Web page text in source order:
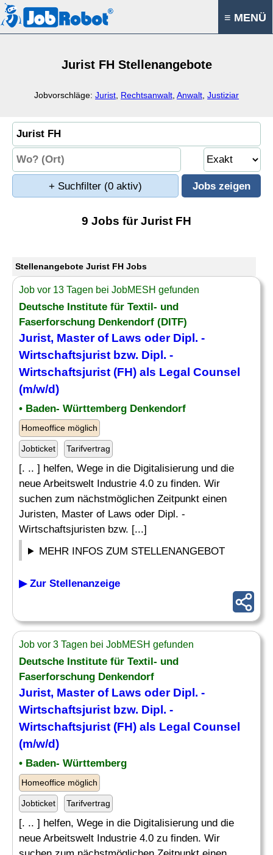
≡ MENÜ
Jurist FH Stellenangebote
Jobvorschläge: Jurist Rechtsanwalt Anwalt Justiziar
+ Suchfilter (0 aktiv)
9 Jobs für Jurist FH
Stellenangebote Jurist FH Jobs
Job vor 13 Tagen bei JobMESH gefunden
Deutsche Institute für Textil- und
Faserforschung Denkendorf (DITF)
Jurist, Master of Laws oder Dipl. -
Wirtschaftsjurist bzw. Dipl. -
Wirtschaftsjurist (FH) als Legal Counsel
(m/w/d)
• Baden- Württemberg Denkendorf
Homeoffice möglich
Jobticket Tarifvertrag
[. .. ] helfen, Wege in die Digitalisierung und die
neue Arbeitswelt Industrie 4.0 zu finden. Wir
suchen zum nächstmöglichen Zeitpunkt einen
Juristen, Master of Laws oder Dipl. -
Wirtschaftsjuristen bzw. [...]
MEHR INFOS ZUM STELLENANGEBOT
▶ Zur Stellenanzeige
Job vor 3 Tagen bei JobMESH gefunden
Deutsche Institute für Textil- und
Faserforschung Denkendorf
Jurist, Master of Laws oder Dipl. -
Wirtschaftsjurist bzw. Dipl. -
Wirtschaftsjurist (FH) als Legal Counsel
(m/w/d)
• Baden- Württemberg
Homeoffice möglich
Jobticket Tarifvertrag
[. .. ] helfen, Wege in die Digitalisierung und die
neue Arbeitswelt Industrie 4.0 zu finden. Wir